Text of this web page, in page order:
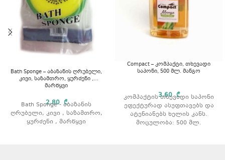
Bath Sponge – აბაზანის ღრუბელი,
კივი, საზამთრო, ყურძენი ,
მარწყვი
2,80₾
Bath Sponge - აბაზანის
ღრუბელი, კივი , საზამთრო,
ყურძენი , მარწყვი
Compact – კომპაქტი, თხევადი
საპონი, 500 მლ. მანგო
3,60₾
კომპაქტის თხევადი საპონი
ეფექტურად ასუფთავებს და
ატენიანებს ხელის კანს.
მოცულობა: 500 მლ.